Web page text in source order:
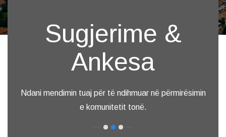
Sugjerime &
Ankesa
Ndani mendimin tuaj për të ndihmuar në përmirësimin
e komunitetit tonë.